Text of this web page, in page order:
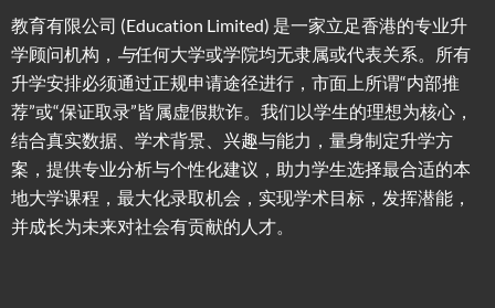
教育有限公司 (Education Limited) 是一家立足香港的专业升
学顾问机构， 与任何大学或学院均无隶属或代表关系。所有
升学安排必须通过正规申请途径进行，市面上所谓“内部推
荐”或“保证取录”皆属虚假欺诈。我们以学生的理想为核心，
结合真实数据、学术背景、兴趣与能力，量身制定升学方
案，提供专业分析与个性化建议，助力学生选择最合适的本
地大学课程，最大化录取机会，实现学术目标，发挥潜能，
并成长为未来对社会有贡献的人才。